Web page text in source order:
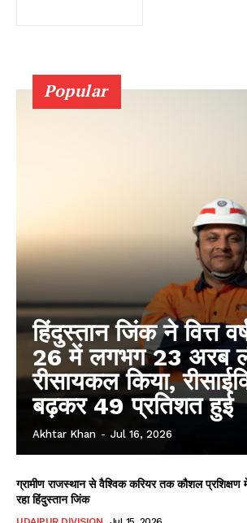
Popular
हिंदुस्तान जिंक ने वित्त
26 में लगभग 23 अरब
रीसायकल किया,
बढ़कर 49 प्रतिशत हुई
Akhtar Khan - Jul 16, 2026
ग्रामीण राजस्थान से वैश्विक करियर तक कौशल प्रशिक्षण में
रहा हिंदुस्तान जिंक